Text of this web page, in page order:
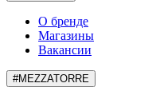
О бренде
Магазины
Вакансии
#MEZZATORRE